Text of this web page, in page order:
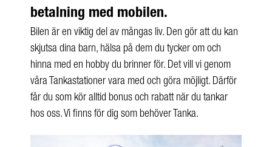
betalning med mobilen.
Bilen är en viktig del av mångas liv. Den gör att du kan
skjutsa dina barn, hälsa på dem du tycker om och
hinna med en hobby du brinner för. Det vill vi genom
våra Tankastationer vara med och göra möjligt. Därför
får du som kör alltid bonus och rabatt när du tankar
hos oss. Vi finns för dig som behöver Tanka.